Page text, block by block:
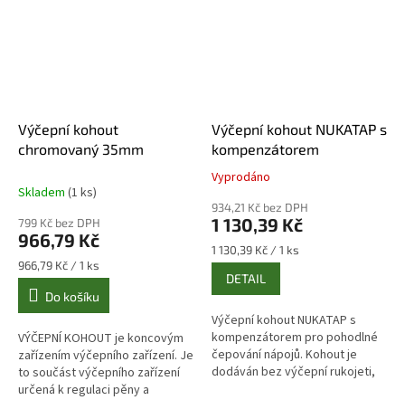
Výčepní kohout
chromovaný 35mm
Skladem (1 ks)
799 Kč bez DPH
966,79 Kč
Měrná
cena:
966,79 Kč / 1 ks
Do košíku
VÝČEPNÍ KOHOUT je koncovým
zařízením výčepního zařízení. Je
to součást výčepního zařízení
určená k regulaci pěny a
Výčepní kohout NUKATAP s
kompenzátorem
Průměrné
produktu
je
5,0
z
hvězdiček.
Vyprodáno
934,21 Kč bez DPH
1 130,39 Kč
Měrná
cena:
1 130,39 Kč / 1 ks
DETAIL
Výčepní kohout NUKATAP s
kompenzátorem pro pohodlné
čepování nápojů. Kohout je
dodáván bez výčepní rukojeti,